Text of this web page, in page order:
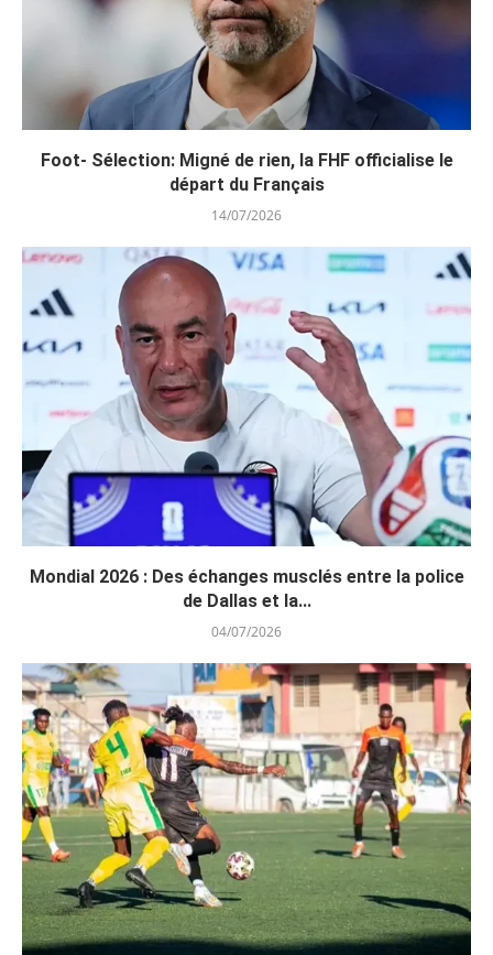
Foot- Sélection: Migné de rien, la FHF officialise le
départ du Français
14/07/2026
Mondial 2026 : Des échanges musclés entre la police
de Dallas et la...
04/07/2026